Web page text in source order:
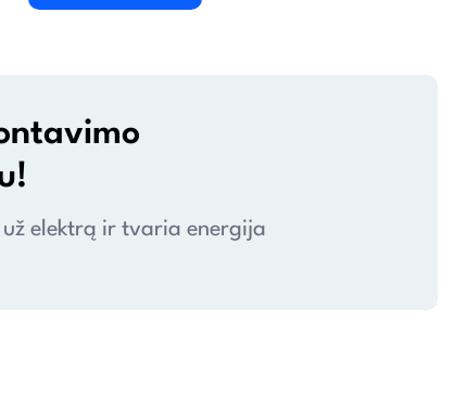
elektrą ir tvaria energija